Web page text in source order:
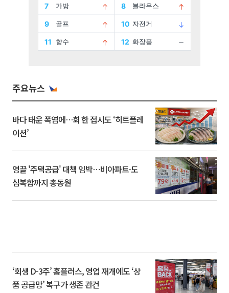
주요뉴스
바다 태운 폭염에…회 한 접시도 ‘히트플레
이션’
영끌 '주택공급' 대책 임박⋯비아파트·도
심복합까지 총동원
‘회생 D-3주’ 홈플러스, 영업 재개에도 ‘상
품 공급망’ 복구가 생존 관건